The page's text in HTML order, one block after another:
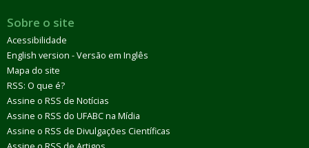
Sobre o site
Acessibilidade
English version - Versão em Inglês
Mapa do site
RSS: O que é?
Assine o RSS de Notícias
Assine o RSS do UFABC na Mídia
Assine o RSS de Divulgações Científicas